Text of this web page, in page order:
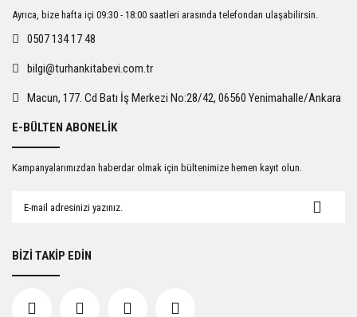
Ürün bilgilerinde hatalar bulunuyor.
Ürün fiyatı diğer sitelerden daha pahalı.
Gönder
Ayrıca, bize hafta içi 09:30 - 18:00 saatleri arasında telefondan ulaşabilirsin.
0507 134 17 48
bilgi@turhankitabevi.com.tr
Macun, 177. Cd Batı İş Merkezi No:28/42, 06560 Yenimahalle/Ankara
E-BÜLTEN ABONELİK
Kampanyalarımızdan haberdar olmak için bültenimize hemen kayıt olun.
BİZİ TAKİP EDİN